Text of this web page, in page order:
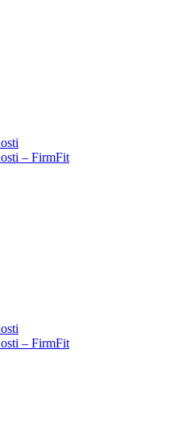
– FirmFit
– FirmFit